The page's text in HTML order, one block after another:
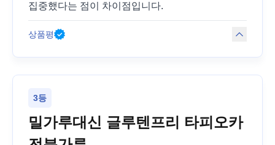
집중했다는 점이 차이점입니다.
상품평
3등
밀가루대신 글루텐프리 타피오카